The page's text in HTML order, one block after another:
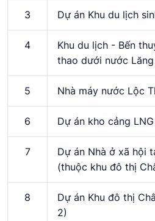
3 Dự án Khu du lịch
4
Khu du lịch - Bến
thao dưới nước
5 Nhà máy nước Lộc
6 Dự án kho cảng LNG
7
Dự án Nhà ở xã hội
(thuộc khu đô thị
8
Dự án Khu đô thị
2)